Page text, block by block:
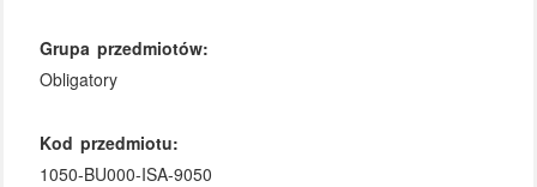
Grupa przedmiotów:
Obligatory
Kod przedmiotu:
1050-BU000-ISA-9050